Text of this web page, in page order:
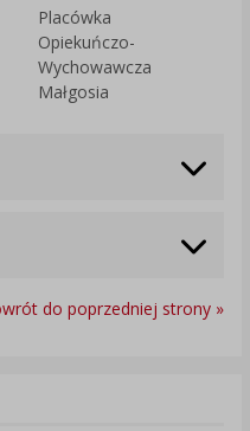
Placówka
Opiekuńczo-
Wychowawcza
Małgosia
do poprzedniej strony »